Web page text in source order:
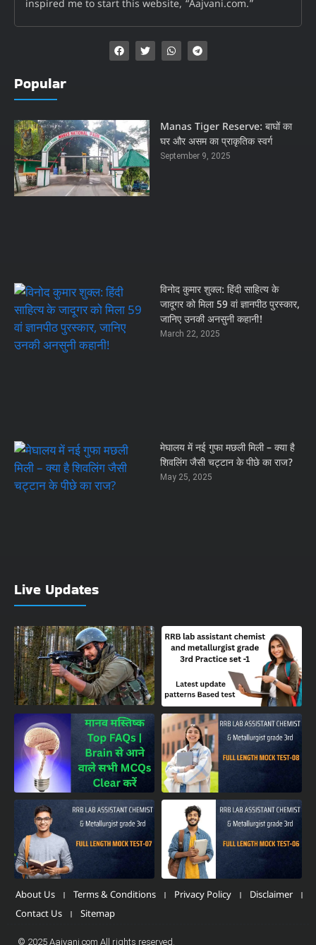
inspired me to start this website, “Aajvani.com.”
Popular
Manas Tiger Reserve: बाघों का
घर और असम का प्राकृतिक स्वर्ग
September 9, 2025
विनोद कुमार शुक्ल: हिंदी साहित्य के
जादूगर को मिला 59 वां ज्ञानपीठ पुरस्कार,
जानिए उनकी अनसुनी कहानी!
March 22, 2025
मेघालय में नई गुफा मछली मिली – क्या है
शिवलिंग जैसी चट्टान के पीछे का राज?
May 25, 2025
Live Updates
About Us Terms & Conditions Privacy Policy
Disclaimer
Contact Us
Sitemap
© 2025 Aajvani.com All rights reserved.